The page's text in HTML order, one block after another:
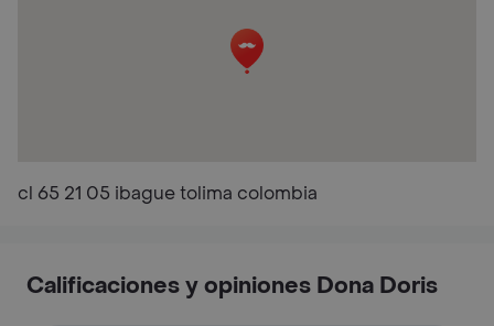
cl 65 21 05 ibague tolima colombia
Calificaciones y opiniones Dona Doris